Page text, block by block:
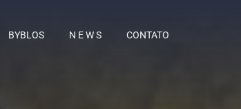
BYBLOS N E W S CONTATO